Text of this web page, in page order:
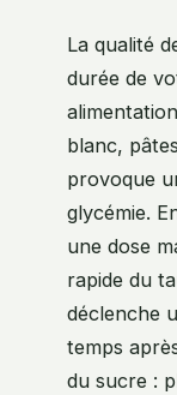
La qualité
durée de
blanc,
provoque
glycémie.
une dose
rapide du
déclenche
temps
du sucre :